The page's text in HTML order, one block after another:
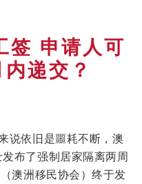
签 申请人可
递交？
说依旧是噩耗不断，澳
布了强制居家隔离两周
澳洲移民协会）终于发